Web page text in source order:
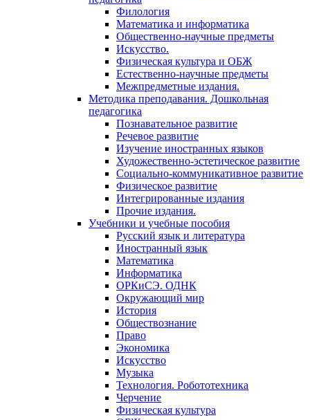
Филология
Математика и информатика
Общественно-научные предметы
Искусство.
Физическая культура и ОБЖ
Естественно-научные предметы
Межпредметные издания.
Методика преподавания. Дошкольная
педагогика
Познавательное развитие
Речевое развитие
Изучение иностранных языков
Художественно-эстетическое развитие
Социально-коммуникативное развитие
Физическое развитие
Интегрированные издания
Прочие издания.
Учебники и учебные пособия
Русский язык и литература
Иностранный язык
Математика
Информатика
ОРКиСЭ. ОДНК
Окружающий мир
История
Обществознание
Право
Экономика
Искусство
Музыка
Технология. Робототехника
Черчение
Физическая культура